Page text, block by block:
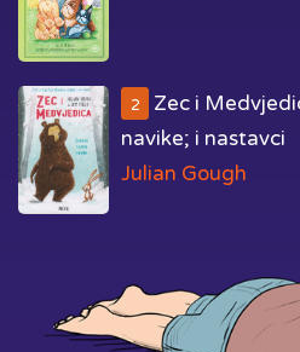
2
Zec i
navike; i nastavci
Julian Gough